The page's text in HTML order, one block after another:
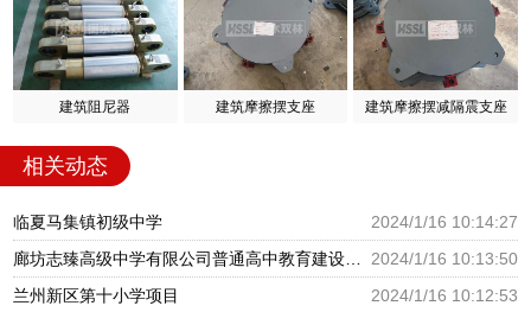
建筑阻尼器 建筑摩擦摆支座 建筑摩擦摆减隔震支座
相关动态
临夏马集镇初级中学
2024/1/16 10:14:27
2024/1/16 10:13:50
兰州新区第十小学项目
2024/1/16 10:12:53